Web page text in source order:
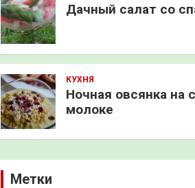
Дачный салат со
КУХНЯ
Ночная овсянка на
молоке
Метки